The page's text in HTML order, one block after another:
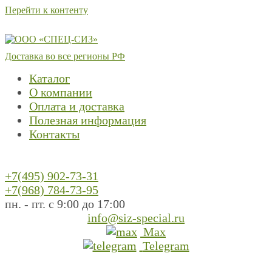
Перейти к контенту
Доставка во все регионы РФ
Каталог
О компании
Оплата и доставка
Полезная информация
Контакты
+7(495) 902-73-31
+7(968) 784-73-95
пн. - пт. с 9:00 до 17:00
info@siz-special.ru
Max
Telegram